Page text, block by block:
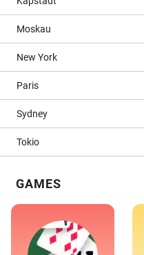
Moskau
New York
Paris
Sydney
Tokio
GAMES